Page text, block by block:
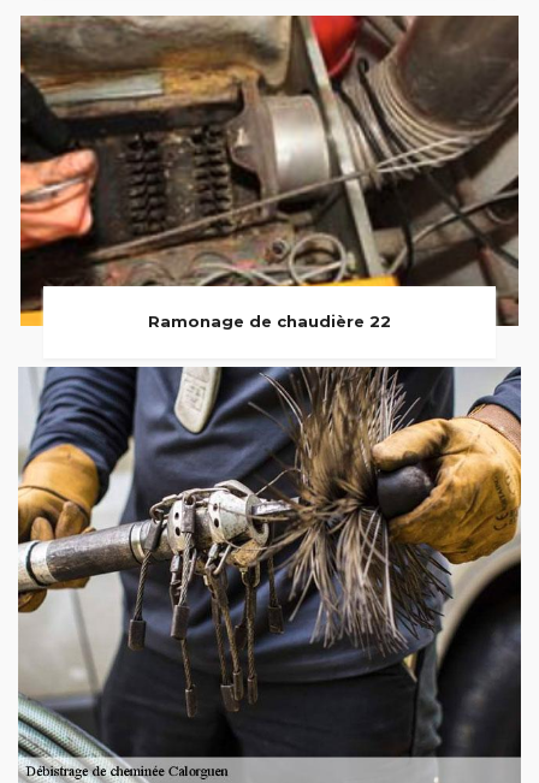
Ramonage de chaudière 22